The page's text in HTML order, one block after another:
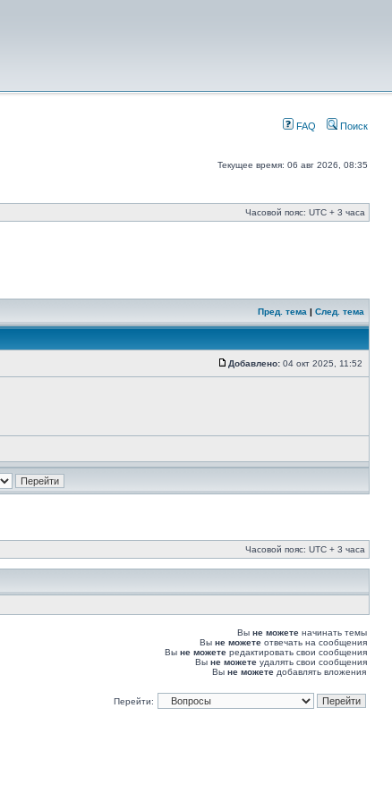
FAQ Поиск
Текущее время: 06 авг 2026, 08:35
Часовой пояс: UTC + 3 часа
Пред. тема | След. тема
Добавлено: 04 окт 2025, 11:52
Часовой пояс: UTC + 3 часа
Вы не можете начинать темы
Вы не можете отвечать на сообщения
Вы не можете редактировать свои сообщения
Вы не можете удалять свои сообщения
Вы не можете добавлять вложения
Перейти: